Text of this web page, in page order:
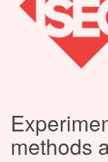
methods